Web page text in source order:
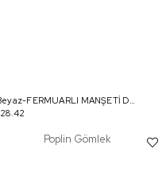
Beyaz-FERMUARLI MANŞETİ DUBLELİ GÖMLEK TUNİK
Poplin Gömlek